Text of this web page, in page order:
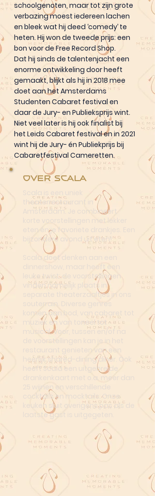
schoolgenoten, maar tot zijn grote
verbazing moest iedereen lachen
en bleek wat hij deed ‘comedy’ te
heten. Hij won de tweede prijs: een
bon voor de Free Record Shop.
Dat hij sinds de talentenjacht een
enorme ontwikkeling door heeft
gemaakt, blijkt als hij in 2018 mee
doet aan het Amsterdams
Studenten Cabaret festival en
daar de Jury- en Publieksprijs wint.
Niet veel later is hij ook finalist bij
het Leids Cabaret festival en in 2021
wint hij de Jury- én Publiekprijs bij
Cabaretfestival Cameretten.
Over Scala
Scala is een uniek
theaterrestaurant in
Amsterdam. Je combineert
korte voorstellingen met lekker
eten én je favoriete drankjes. Een
bijzondere avond uit eten!
Scala doet denken aan een
dinnershow, maar heeft een
leuke twist: de voorstellingen
vinden namelijk plaats in
separate theaterzaaltjes in ons
souterrain. Diverse genres
komen aan bod, van cabaret tot
muziek en van toneel tot
musical. Voor, tussen en/of na
de voorstellingen kan je in het
restaurant genieten van een
heerlijk shared-dining diner. Ook
heeft Scala een uitgebreide
drankenkaart met o.a. meer dan
25 wijnen en verschillende
cocktails en mocktails. Onze
keuken sluit overigens pas als de
laatste gast is uitgegeten.